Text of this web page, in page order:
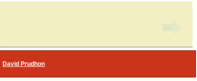
David Prudhon